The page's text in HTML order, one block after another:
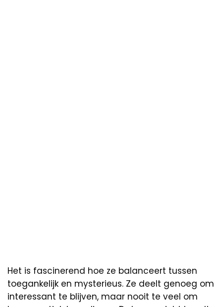
Het is fascinerend hoe ze balanceert tussen
toegankelijk en mysterieus. Ze deelt genoeg om
interessant te blijven, maar nooit te veel om